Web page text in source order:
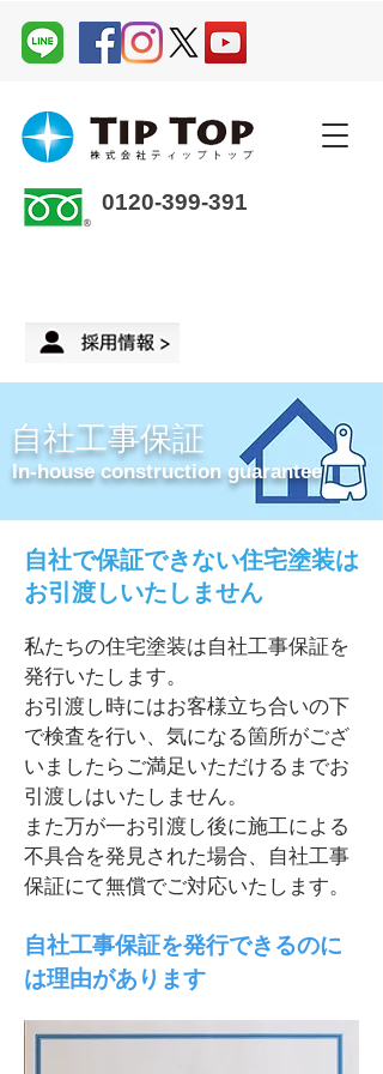
0120-399-391
自社工事保証
In-house construction guarantee
自社で保証できない住宅塗装は
お引渡しいたしません
私たちの住宅塗装は自社工事保証を
発行いたします。
お引渡し時にはお客様立ち合いの下
で検査を行い、気になる箇所がござ
いましたらご満足いただけるまでお
引渡しはいたしません。
また万が一お引渡し後に施工による
不具合を発見された場合、自社工事
保証にて無償でご対応いたします。
自社工事保証を発行できるのに
は理由があります